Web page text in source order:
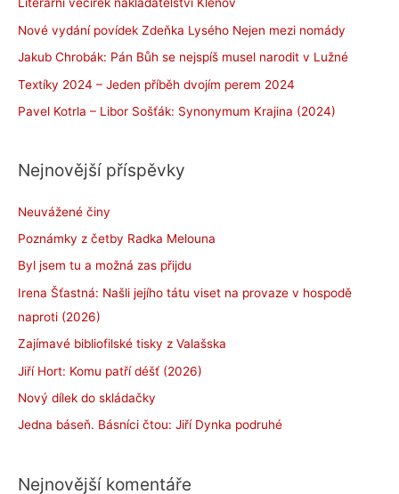
Literární večírek nakladatelství Klenov
Nové vydání povídek Zdeňka Lysého Nejen mezi nomády
Jakub Chrobák: Pán Bůh se nejspíš musel narodit v Lužné
Textíky 2024 – Jeden příběh dvojím perem 2024
Pavel Kotrla – Libor Sošťák: Synonymum Krajina (2024)
Nejnovější příspěvky
Neuvážené činy
Poznámky z četby Radka Melouna
Byl jsem tu a možná zas přijdu
Irena Šťastná: Našli jejího tátu viset na provaze v hospodě
naproti (2026)
Zajímavé bibliofilské tisky z Valašska
Jiří Hort: Komu patří déšť (2026)
Nový dílek do skládačky
Jedna báseň. Básníci čtou: Jiří Dynka podruhé
Nejnovější komentáře